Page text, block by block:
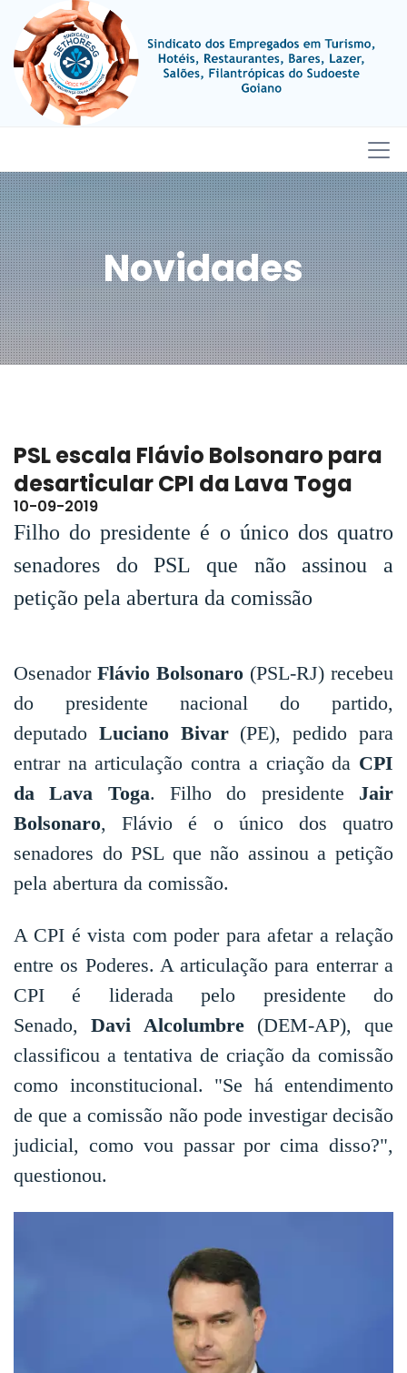
Novidades
PSL escala Flávio Bolsonaro para
desarticular CPI da Lava Toga
10-09-2019
Filho do presidente é o único dos quatro
senadores do PSL que não assinou a
petição pela abertura da comissão
Osenador Flávio Bolsonaro (PSL-RJ) recebeu
do presidente nacional do partido,
deputado Luciano Bivar (PE), pedido para
entrar na articulação contra a criação da CPI
da Lava Toga. Filho do presidente Jair
Bolsonaro, Flávio é o único dos quatro
senadores do PSL que não assinou a petição
pela abertura da comissão.
A CPI é vista com poder para afetar a relação
entre os Poderes. A articulação para enterrar a
CPI é liderada pelo presidente do
Senado,Davi Alcolumbre(DEM-AP), que
classificou a tentativa de criação da comissão
como inconstitucional. "Se há entendimento
de que a comissão não pode investigar decisão
judicial, como vou passar por cima disso?",
questionou.